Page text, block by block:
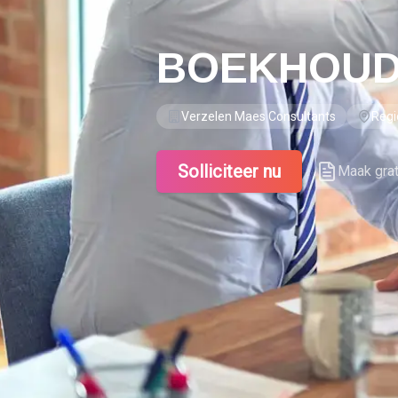
Verzelen Maes Consultants
Solliciteer nu Maak